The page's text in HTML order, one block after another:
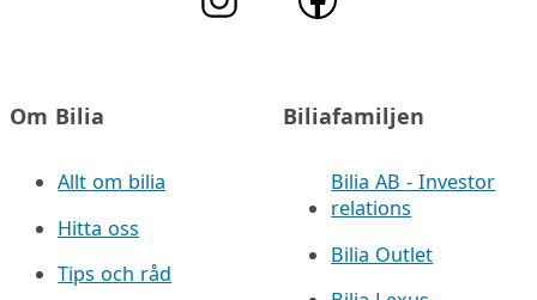
Om Bilia
Allt om bilia
Hitta oss
Tips och råd
Biliafamiljen
Bilia AB - Investor
relations
Bilia Outlet